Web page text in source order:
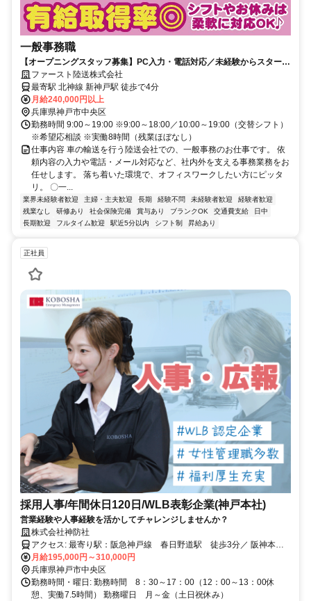
一般事務職
【オープニングスタッフ募集】PC入力・電話対応／未経験からスタート
も親切指導／残業ほぼなし
ファースト陸送株式会社
最寄駅 北神線 新神戸駅 徒歩で4分
月給240,000円以上
兵庫県神戸市中央区
勤務時間 9:00～19:00 ※9:00～18:00／10:00～19:00（交替シフト）
※希望応相談 ※実働8時間（残業ほぼなし）
仕事内容 車の輸送を行う陸送会社での、一般事務のお仕事です。 依
頼内容の入力や電話・メール対応など、社内外を支える事務業務をお
任せします。 落ち着いた環境で、オフィスワークしたい方にピッタ
リ。 〇一...
業界未経験者歓迎 主婦・主夫歓迎 長期 経験不問 未経験者歓迎
経験者歓迎
残業なし
研修あり 社会保険完備 賞与あり ブランクOK 交通費支給
日中
長期歓迎
フルタイム歓迎 駅近5分以内 シフト制 昇給あり
正社員
採用人事/年間休日120日/WLB表彰企業(神戸本社)
営業経験や人事経験を活かしてチャレンジしませんか？
株式会社神防社
アクセス: 最寄り駅：阪急神戸線 春日野道駅 徒歩3分／ 阪神本
線 春日野道駅 徒歩8分
月給195,000円～310,000円
兵庫県神戸市中央区
勤務時間・曜日: 勤務時間 8：30～17：00（12：00～13：00休
憩、実働7.5時間） 勤務曜日 月～金（土日祝休み）